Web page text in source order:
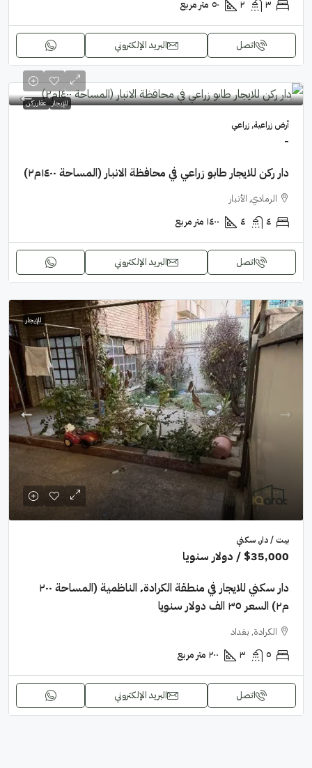
٣ ٢ ٥٠ متر مربع
اتصل البريد الإلكتروني
للإيجار عقار ركن
أرض زراعية, زراعي
-
دار ركن للايجار طابو زراعي في محافظة الانبار (المساحة ١٤٠٠م٢)
الرمادي, الأنبار
٤ ٤ ١٤٠٠ متر مربع
اتصل البريد الإلكتروني
للإيجار
بيت / دار, سكني
$35,000 / دولار سنويا
دار سكني للايجار في منطقة الكرادة٬ الناظمية (المساحة ٢٠٠
م٢) السعر ٣٥ الف دولار سنويا
الكرادة, بغداد
٥ ٣ ٢٠٠ متر مربع
اتصل البريد الإلكتروني